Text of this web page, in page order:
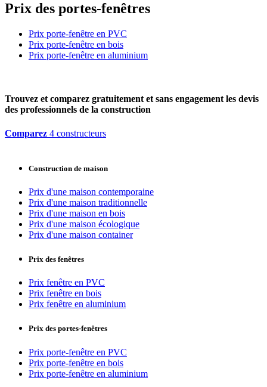
Prix des portes-fenêtres
Prix porte-fenêtre en PVC
Prix porte-fenêtre en bois
Prix porte-fenêtre en aluminium
Trouvez et comparez gratuitement et sans engagement les devis
des professionnels de la construction
Comparez 4 constructeurs
Construction de maison
Prix d'une maison contemporaine
Prix d'une maison traditionnelle
Prix d'une maison en bois
Prix d'une maison écologique
Prix d'une maison container
Prix des fenêtres
Prix fenêtre en PVC
Prix fenêtre en bois
Prix fenêtre en aluminium
Prix des portes-fenêtres
Prix porte-fenêtre en PVC
Prix porte-fenêtre en bois
Prix porte-fenêtre en aluminium